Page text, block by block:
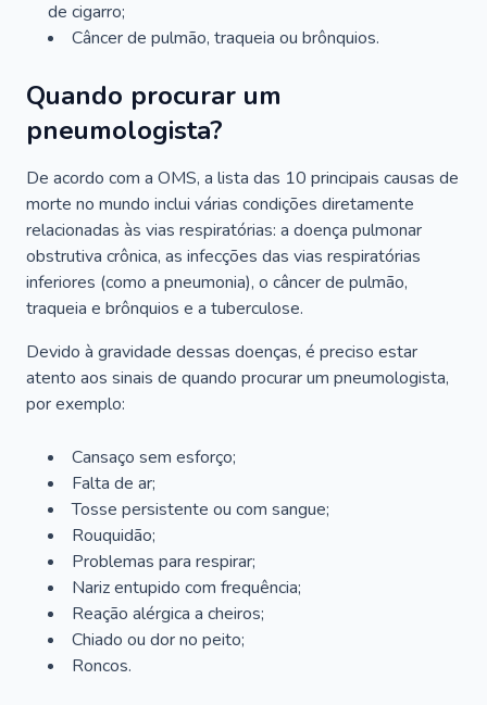
de cigarro;
Câncer de pulmão, traqueia ou brônquios.
Quando procurar um
pneumologista?
De acordo com a OMS, a lista das 10 principais causas de
morte no mundo inclui várias condições diretamente
relacionadas às vias respiratórias: a doença pulmonar
obstrutiva crônica, as infecções das vias respiratórias
inferiores (como a pneumonia), o câncer de pulmão,
traqueia e brônquios e a tuberculose.
Devido à gravidade dessas doenças, é preciso estar
atento aos sinais de quando procurar um pneumologista,
por exemplo:
Cansaço sem esforço;
Falta de ar;
Tosse persistente ou com sangue;
Rouquidão;
Problemas para respirar;
Nariz entupido com frequência;
Reação alérgica a cheiros;
Chiado ou dor no peito;
Roncos.